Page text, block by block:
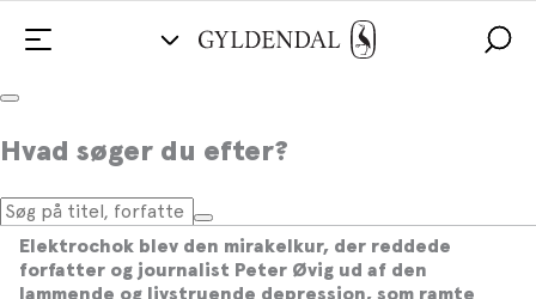
Hvad søger du efter?
Peter Øvig: ”Forhåbentlig kan min bog
bidrage til at starte nogle nødvendige
samtaler”
Elektrochok blev den mirakelkur, der reddede
forfatter og journalist Peter Øvig ud af den
lammende og livstruende depression, som ramte